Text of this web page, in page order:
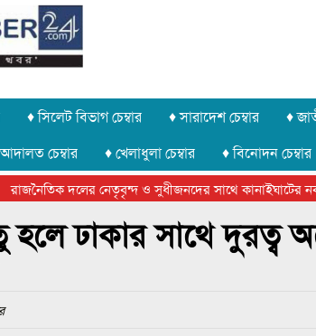
♦ সিলেট বিভাগ চেম্বার ♦ সারাদেশ চেম্বার ♦
চেম্বার ♦ খেলাধুলা চেম্বার ♦ বিনোদন চেম্বার
রাজনৈতিক দলের নেতৃবৃন্দ ও সুধীজনদের সাথে কানাইঘাটের
সিলেটে বাংলাদেশ গ্রুপ থিয়েটার ফেডারেশানের বিভাগীয় অভিনয়
হলে ঢাকার সাথে দুরত্ব